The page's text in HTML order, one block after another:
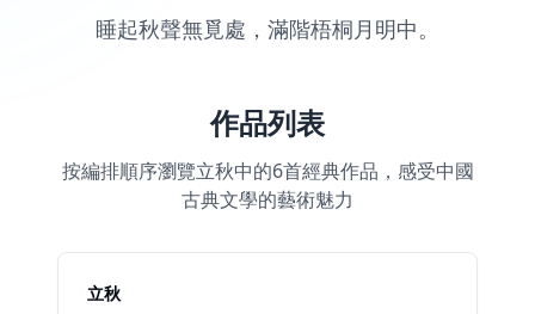
睡起秋聲無覓處，滿階梧桐月明中。
作品列表
按編排順序瀏覽立秋中的6首經典作品，感受中國
古典文學的藝術魅力
立秋